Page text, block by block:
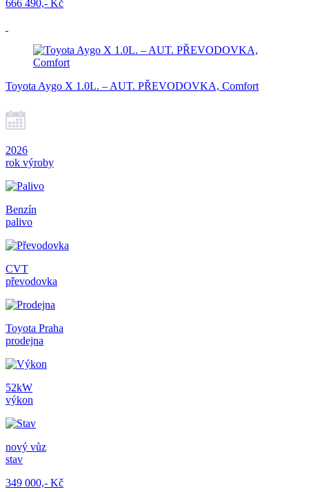
666 490,- Kč
Toyota Aygo X 1.0L. – AUT. PŘEVODOVKA, Comfort
2026
rok výroby
Benzín
palivo
CVT
převodovka
Toyota Praha
prodejna
52kW
výkon
nový vůz
stav
349 000,- Kč